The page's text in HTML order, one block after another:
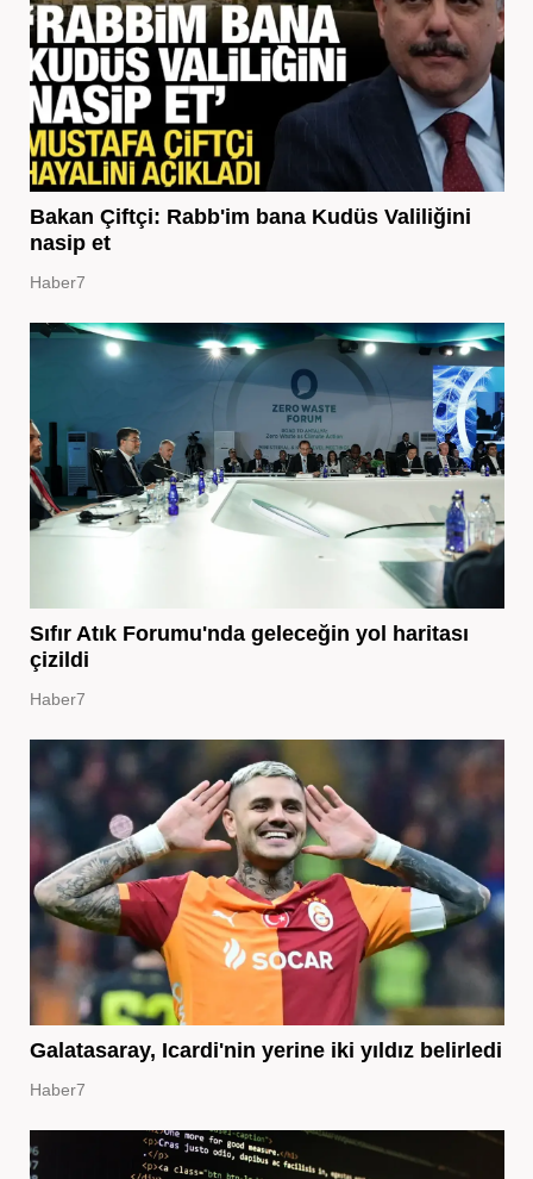
Bakan Çiftçi: Rabb'im bana Kudüs Valiliğini
nasip et
Haber7
Sıfır Atık Forumu'nda geleceğin yol haritası
çizildi
Haber7
Galatasaray, Icardi'nin yerine iki yıldız belirledi
Haber7